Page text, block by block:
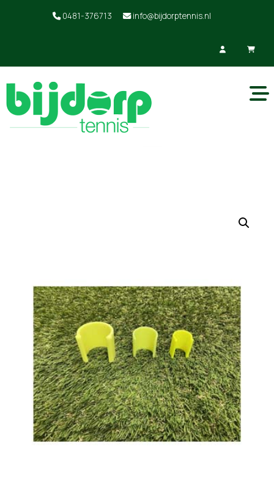
0481-376713 info@bijdorptennis.nl